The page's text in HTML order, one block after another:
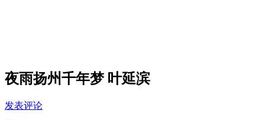
夜雨扬州千年梦 叶延滨
发表评论